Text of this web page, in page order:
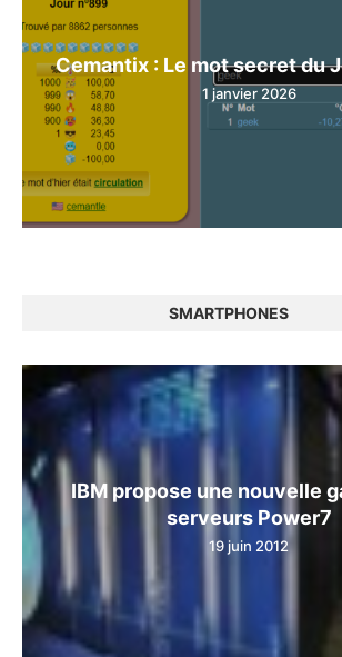
Cemantix : Le mot secret du
1 janvier 2026
SMARTPHONES
IBM propose une nouvelle
serveurs Power7
19 juin 2012